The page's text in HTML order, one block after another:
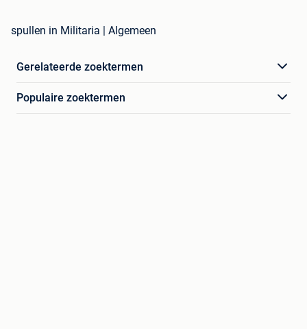
spullen in Militaria | Algemeen
Gerelateerde zoektermen
Populaire zoektermen